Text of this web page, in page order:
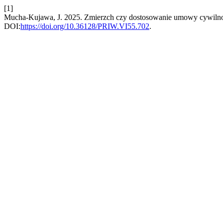
[1]
Mucha-Kujawa, J. 2025. Zmierzch czy dostosowanie umowy
DOI:https://doi.org/10.36128/PRIW.VI55.702.